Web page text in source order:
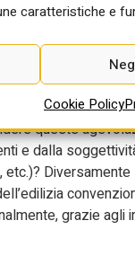
caratteristiche e
Cookie Policy
urbanistica, ma
PNRR per gli
scomputo delle
però che queste
che vedano una
queste
e dalla
grazie agli